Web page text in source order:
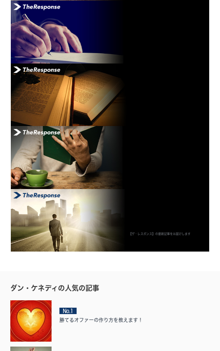
【ザ・レスポンス】の最新記事をお届けします
ダン・ケネディの人気の記事
No.1
勝てるオファーの作り方を教えます！